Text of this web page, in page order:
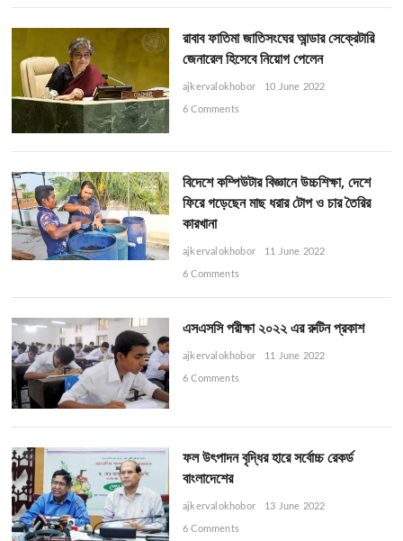
রাবাব ফাতিমা জাতিসংঘের আন্ডার সেক্রেটারি
জেনারেল হিসেবে নিয়োগ পেলেন
ajkervalokhobor 10 June 2022
6 Comments
বিদেশে কম্পিউটার বিজ্ঞানে উচ্চশিক্ষা, দেশে
ফিরে গড়েছেন মাছ ধরার টোপ ও চার তৈরির
কারখানা
ajkervalokhobor 11 June 2022
6 Comments
এসএসসি পরীক্ষা ২০২২ এর রুটিন প্রকাশ
ajkervalokhobor 11 June 2022
6 Comments
ফল উৎপাদন বৃদ্ধির হারে সর্বোচ্চ রেকর্ড
বাংলাদেশের
ajkervalokhobor 13 June 2022
6 Comments